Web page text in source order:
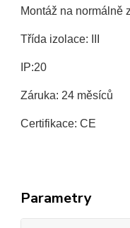
Montáž na normálně
Třída izolace: III
IP:20
Záruka: 24 měsíců
Certifikace: CE
Parametry